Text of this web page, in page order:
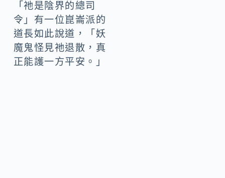
「祂是陰界的總司
令」有一位崑崙派的
道長如此說道，「妖
魔鬼怪見祂退散，真
正能護一方平安。」